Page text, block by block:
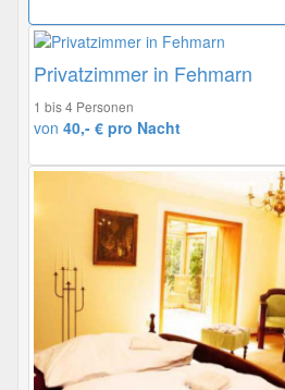
Privatzimmer in Fehmarn
1 bis 4 Personen
von 40,- € pro Nacht